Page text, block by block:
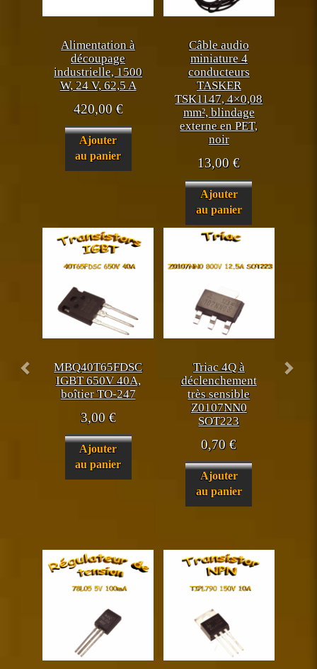
Alimentation à
découpage
industrielle, 1500
W, 24 V, 62,5 A
420,00€
Ajouter
au panier
Câble audio
miniature 4
conducteurs
TASKER
TSK1147, 4×0,08
mm², blindage
externe en PET,
noir
13,00€
Ajouter
au panier
MBQ40T65FDSC
IGBT 650V 40A,
boîtier TO-247
3,00€
Ajouter
au panier
Triac 4Q à
déclenchement
très sensible
Z0107NN0
SOT223
0,70€
Ajouter
au panier